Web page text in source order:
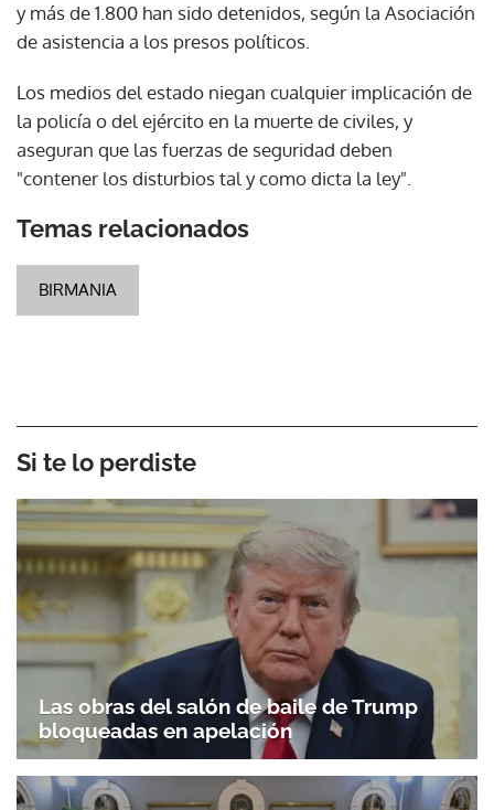
y más de 1.800 han sido detenidos, según la Asociación
de asistencia a los presos políticos.
Los medios del estado niegan cualquier implicación de
la policía o del ejército en la muerte de civiles, y
aseguran que las fuerzas de seguridad deben
"contener los disturbios tal y como dicta la ley".
Temas relacionados
BIRMANIA
Si te lo perdiste
Las obras del salón de baile de Trump
bloqueadas en apelación